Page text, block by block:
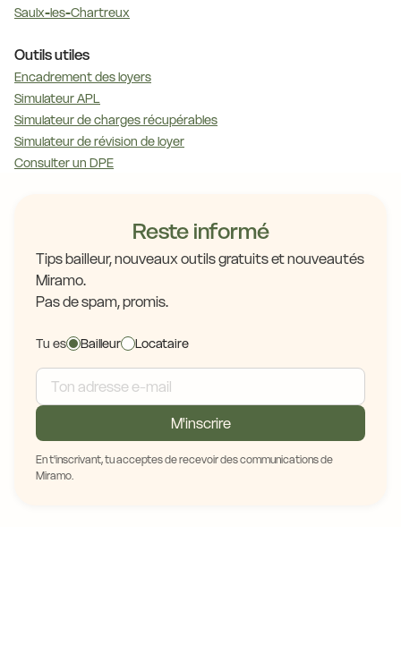
Saulx-les-Chartreux
Outils utiles
Encadrement des loyers
Simulateur APL
Simulateur de charges récupérables
Simulateur de révision de loyer
Consulter un DPE
Reste informé
Tips bailleur, nouveaux outils gratuits et nouveautés
Miramo.
Pas de spam, promis.
Tu es Bailleur Locataire
M'inscrire
En t'inscrivant, tu acceptes de recevoir des communications de
Miramo.